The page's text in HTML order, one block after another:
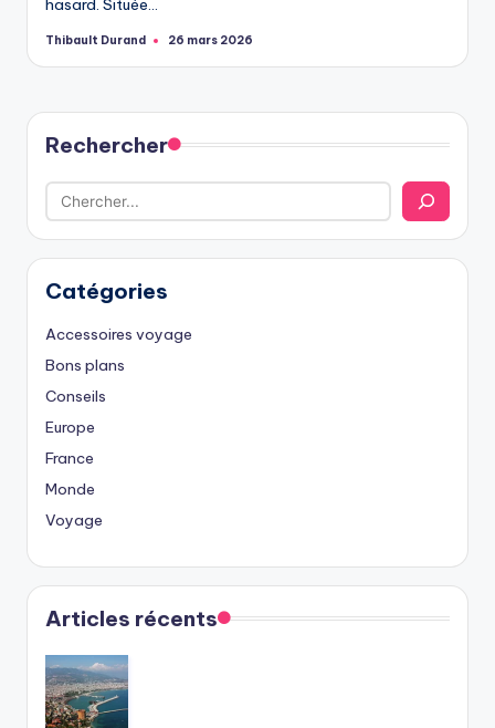
hasard. Située…
Publiée
Thibault Durand 26 mars 2026
Rechercher
Catégories
Accessoires voyage
Bons plans
Conseils
Europe
France
Monde
Voyage
Articles récents